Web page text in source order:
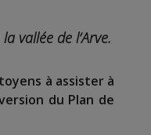
vallée de l’Arve.
à assister à
du Plan de